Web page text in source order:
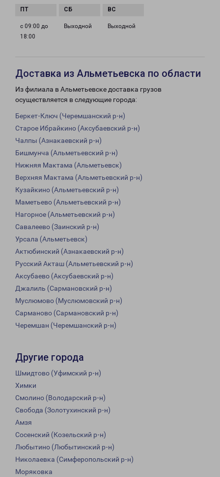
с 09:00 до
18:00
Выходной Выходной
Доставка из Альметьевска по области
Из филиала в Альметьевске доставка грузов
осуществляется в следующие города:
Беркет-Ключ (Черемшанский р-н)
Старое Ибрайкино (Аксубаевский р-н)
Чалпы (Азнакаевский р-н)
Бишмунча (Альметьевский р-н)
Нижняя Мактама (Альметьевск)
Верхняя Мактама (Альметьевский р-н)
Кузайкино (Альметьевский р-н)
Маметьево (Альметьевский р-н)
Нагорное (Альметьевский р-н)
Савалеево (Заинский р-н)
Урсала (Альметьевск)
Актюбинский (Азнакаевский р-н)
Русский Акташ (Альметьевский р-н)
Аксубаево (Аксубаевский р-н)
Джалиль (Сармановский р-н)
Муслюмово (Муслюмовский р-н)
Сарманово (Сармановский р-н)
Черемшан (Черемшанский р-н)
Другие города
Шмидтово (Уфимский р-н)
Химки
Смолино (Володарский р-н)
Свобода (Золотухинский р-н)
Амзя
Сосенский (Козельский р-н)
Любытино (Любытинский р-н)
Николаевка (Симферопольский р-н)
Моряковка